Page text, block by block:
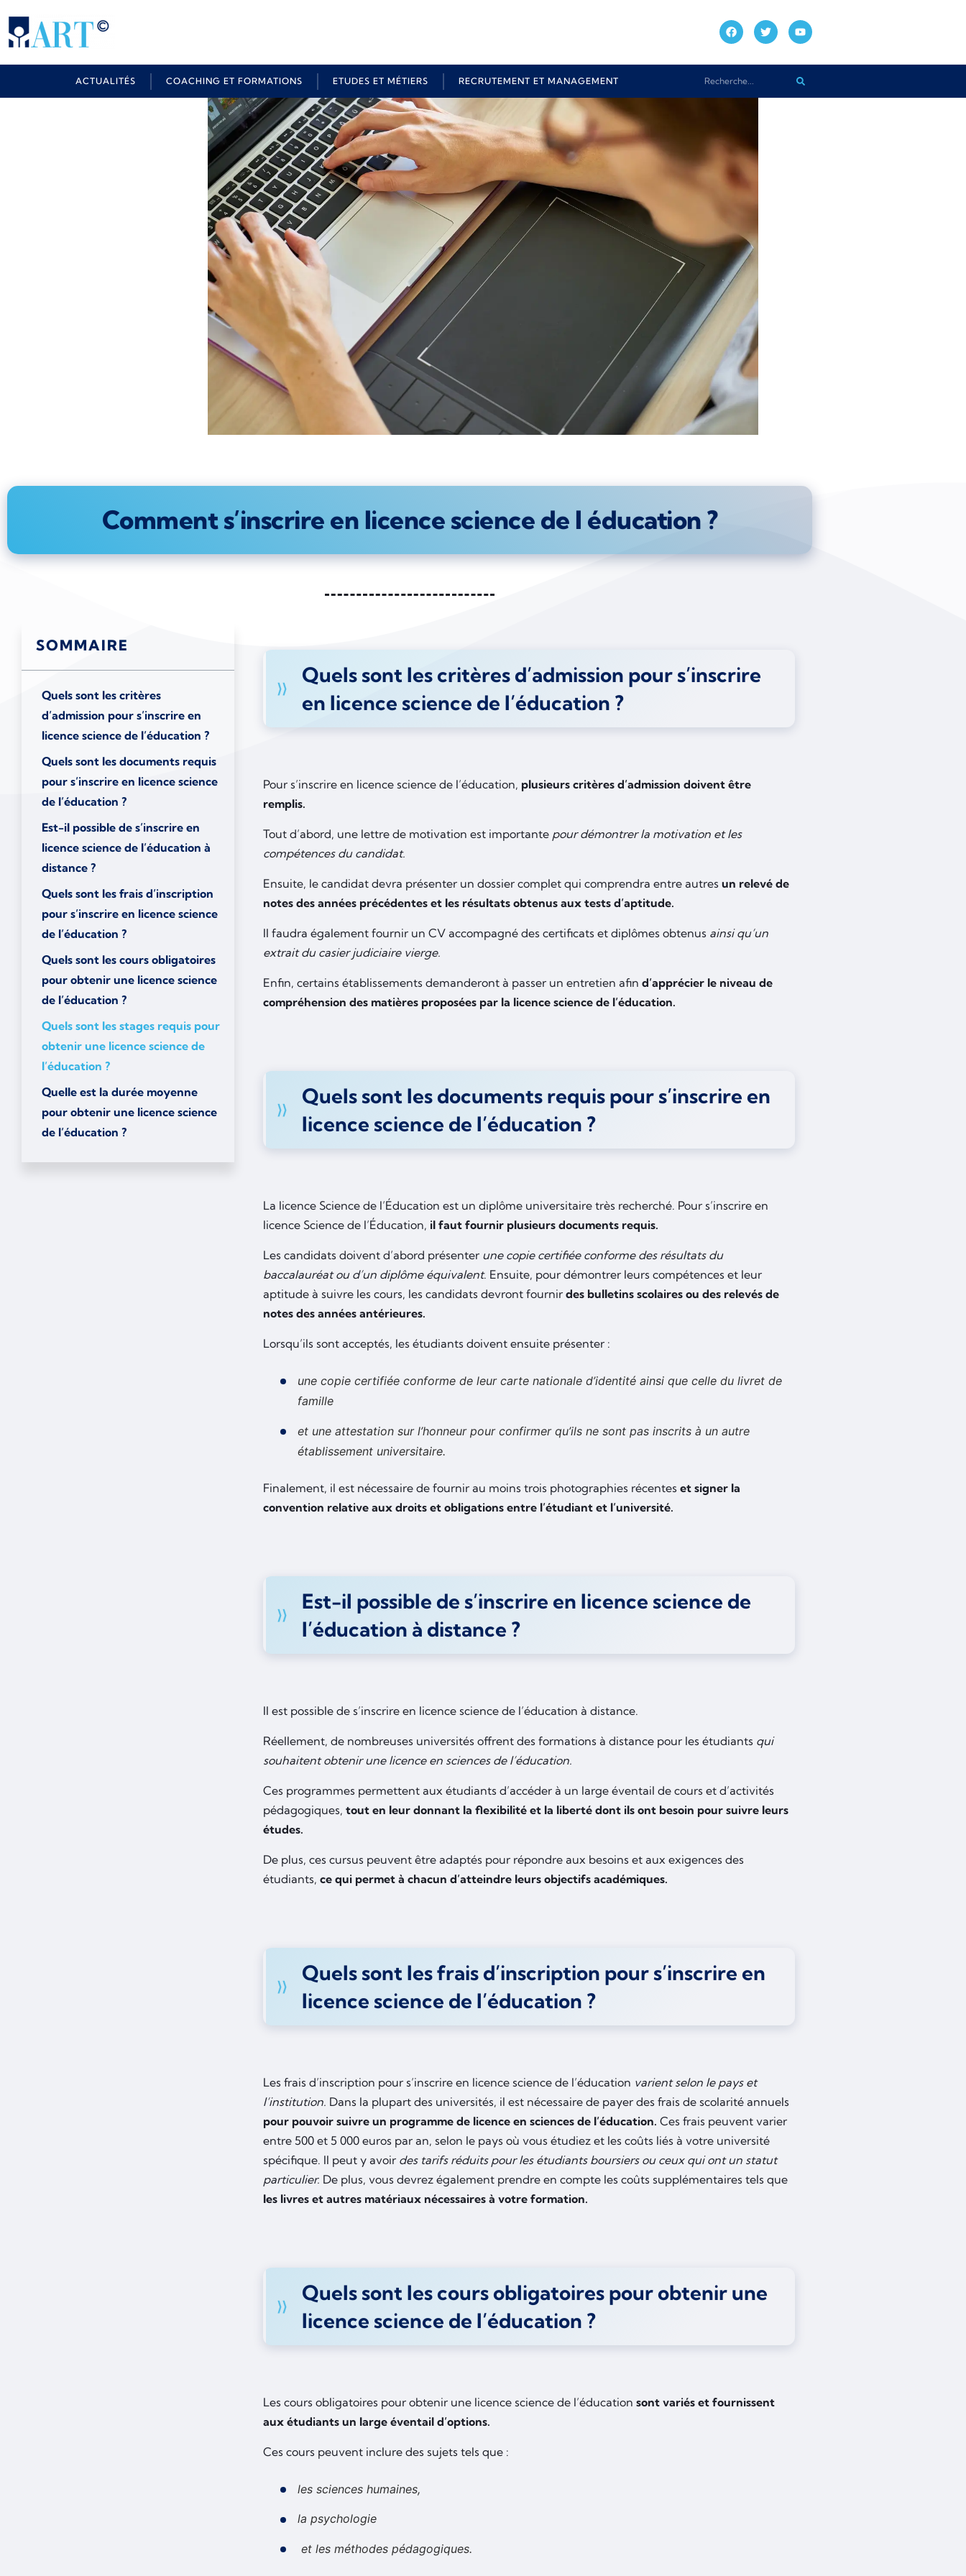
ACTUALITÉS COACHING ET FORMATIONS ETUDES ET MÉTIERS RECRUTEMENT ET MANAGEMENT
Comment s’inscrire en licence science de l éducation ?
SOMMAIRE
Quels sont les critères
d’admission pour s’inscrire en
licence science de l’éducation ?
Quels sont les documents requis
pour s’inscrire en licence science
de l’éducation ?
Est-il possible de s’inscrire en
licence science de l’éducation à
distance ?
Quels sont les frais d’inscription
pour s’inscrire en licence science
de l’éducation ?
Quels sont les cours obligatoires
pour obtenir une licence science
de l’éducation ?
Quels sont les stages requis pour
obtenir une licence science de
l’éducation ?
Quelle est la durée moyenne
pour obtenir une licence science
de l’éducation ?
Quels sont les critères d’admission pour s’inscrire
en licence science de l’éducation ?
Pour s’inscrire en licence science de l’éducation, plusieurs critères d’admission doivent être
remplis.
Tout d’abord, une lettre de motivation est importante pour démontrer la motivation et les
compétences du candidat.
Ensuite, le candidat devra présenter un dossier complet qui comprendra entre autres un relevé de
notes des années précédentes et les résultats obtenus aux tests d’aptitude.
Il faudra également fournir un CV accompagné des certificats et diplômes obtenus ainsi qu’un
extrait du casier judiciaire vierge.
Enfin, certains établissements demanderont à passer un entretien afin d’apprécier le niveau de
compréhension des matières proposées par la licence science de l’éducation.
Quels sont les documents requis pour s’inscrire en
licence science de l’éducation ?
La licence Science de l’Éducation est un diplôme universitaire très recherché. Pour s’inscrire en
licence Science de l’Éducation, il faut fournir plusieurs documents requis.
Les candidats doivent d’abord présenter une copie certifiée conforme des résultats du
baccalauréat ou d’un diplôme équivalent. Ensuite, pour démontrer leurs compétences et leur
aptitude à suivre les cours, les candidats devront fournir des bulletins scolaires ou des relevés de
notes des années antérieures.
Lorsqu’ils sont acceptés, les étudiants doivent ensuite présenter :
une copie certifiée conforme de leur carte nationale d’identité ainsi que celle du livret de
famille
et une attestation sur l’honneur pour confirmer qu’ils ne sont pas inscrits à un autre
établissement universitaire.
Finalement, il est nécessaire de fournir au moins trois photographies récentes et signer la
convention relative aux droits et obligations entre l’étudiant et l’université.
Est-il possible de s’inscrire en licence science de
l’éducation à distance ?
Il est possible de s’inscrire en licence science de l’éducation à distance.
Réellement, de nombreuses universités offrent des formations à distance pour les étudiants qui
souhaitent obtenir une licence en sciences de l’éducation.
Ces programmes permettent aux étudiants d’accéder à un large éventail de cours et d’activités
pédagogiques, tout en leur donnant la flexibilité et la liberté dont ils ont besoin pour suivre leurs
études.
De plus, ces cursus peuvent être adaptés pour répondre aux besoins et aux exigences des
étudiants, ce qui permet à chacun d’atteindre leurs objectifs académiques.
Quels sont les frais d’inscription pour s’inscrire en
licence science de l’éducation ?
Les frais d’inscription pour s’inscrire en licence science de l’éducation varient selon le pays et
l’institution. Dans la plupart des universités, il est nécessaire de payer des frais de scolarité annuels
pour pouvoir suivre un programme de licence en sciences de l’éducation. Ces frais peuvent varier
entre 500 et 5 000 euros par an, selon le pays où vous étudiez et les coûts liés à votre université
spécifique. Il peut y avoir des tarifs réduits pour les étudiants boursiers ou ceux qui ont un statut
particulier. De plus, vous devrez également prendre en compte les coûts supplémentaires tels que
les livres et autres matériaux nécessaires à votre formation.
Quels sont les cours obligatoires pour obtenir une
licence science de l’éducation ?
Les cours obligatoires pour obtenir une licence science de l’éducation sont variés et fournissent
aux étudiants un large éventail d’options.
Ces cours peuvent inclure des sujets tels que :
les sciences humaines,
la psychologie
et les méthodes pédagogiques.